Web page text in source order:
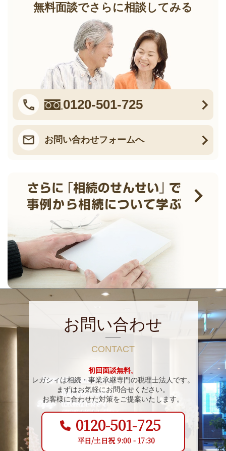
無料面談でさらに相談してみる
0120-501-725
お問い合わせフォームへ
お問い合わせ
CONTACT
初回面談無料。
レガシィは相続・事業承継専門の税理士法人です。
まずはお気軽にお問合せください。
お客様に合わせた対策をご提案いたします。
0120-501-725
平日/土日祝 9:00 - 17:30